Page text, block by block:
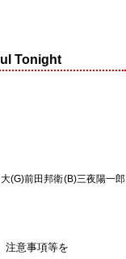
Tonight
(G)前田邦衛(B)三夜陽一郎
注意事項等を